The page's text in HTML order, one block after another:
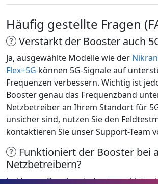
Häufig gestellte Fragen
Verstärkt der Booster auch
Ja, ausgewählte Modelle wie der
Flex+5G können 5G-Signale auf
Frequenzen verbessern. Wichtig ist
Booster genau das Frequenzband
Netzbetreiber an Ihrem Standort für
unsicher sind, nutzen Sie den
kontaktieren Sie unser Support-Team
Funktioniert der Booster bei
Netzbetreibern?
Ja. Unsere Booster sind